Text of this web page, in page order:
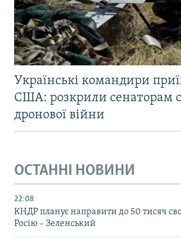
Українські командири
США: розкрили сенаторам
дронової війни
ОСТАННІ НОВИНИ
22:08
КНДР планує направити до 50 тисяч
Росію – Зеленський